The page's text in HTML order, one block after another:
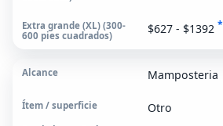
$627 - $1392 *
Mamposteria
Otro